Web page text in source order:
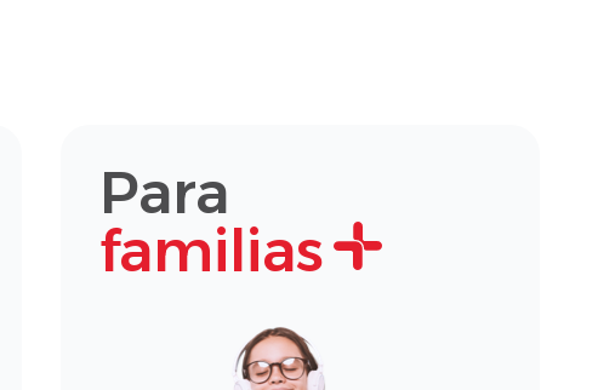
Para
familias